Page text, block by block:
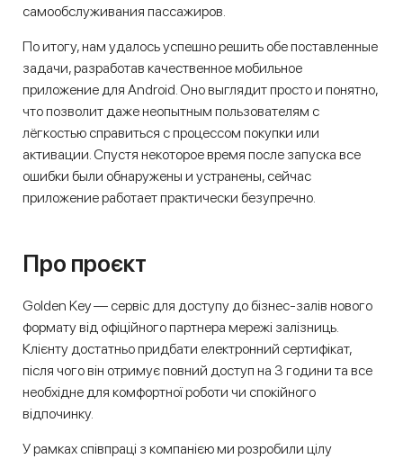
самообслуживания пассажиров.
По итогу, нам удалось успешно решить обе поставленные
задачи, разработав качественное мобильное
приложение для Android. Оно выглядит просто и понятно,
что позволит даже неопытным пользователям с
лёгкостью справиться с процессом покупки или
активации. Спустя некоторое время после запуска все
ошибки были обнаружены и устранены, сейчас
приложение работает практически безупречно.
Про проєкт
Golden Key — сервіс для доступу до бізнес-залів нового
формату від офіційного партнера мережі залізниць.
Клієнту достатньо придбати електронний сертифікат,
після чого він отримує повний доступ на 3 години та все
необхідне для комфортної роботи чи спокійного
відпочинку.
У рамках співпраці з компанією ми розробили цілу